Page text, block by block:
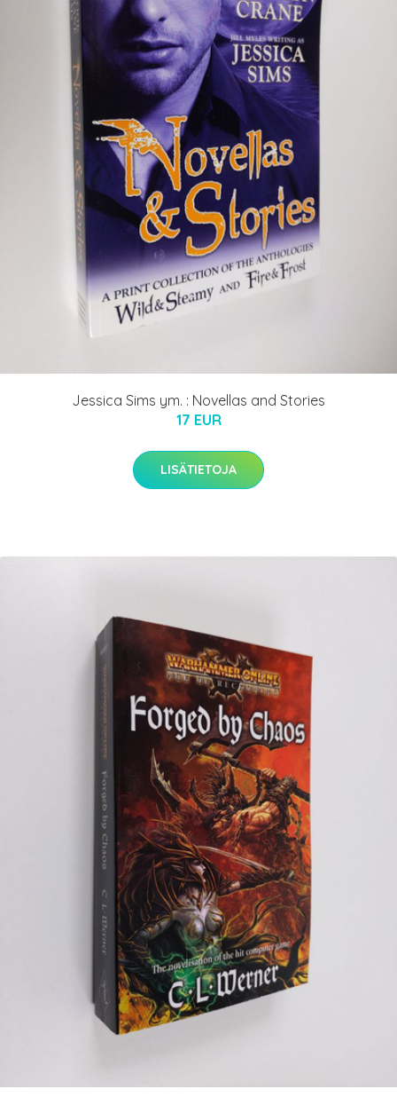
Jessica Sims ym. : Novellas and Stories
17 EUR
LISÄTIETOJA